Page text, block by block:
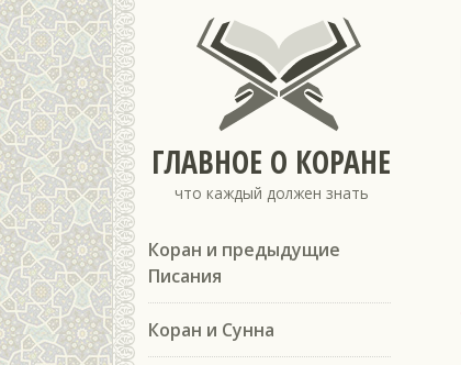
ГЛАВНОЕ О КОРАНЕ
что каждый должен знать
Коран и предыдущие
Писания
Коран и Сунна